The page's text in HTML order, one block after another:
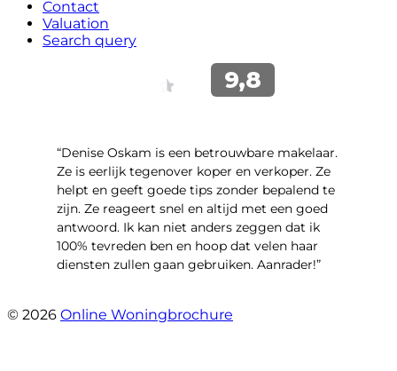
Contact
Valuation
Search query
“Denise Oskam is een betrouwbare makelaar.
Ze is eerlijk tegenover koper en verkoper. Ze
helpt en geeft goede tips zonder bepalend te
zijn. Ze reageert snel en altijd met een goed
antwoord. Ik kan niet anders zeggen dat ik
100% tevreden ben en hoop dat velen haar
diensten zullen gaan gebruiken. Aanrader!”
© 2026 Online Woningbrochure